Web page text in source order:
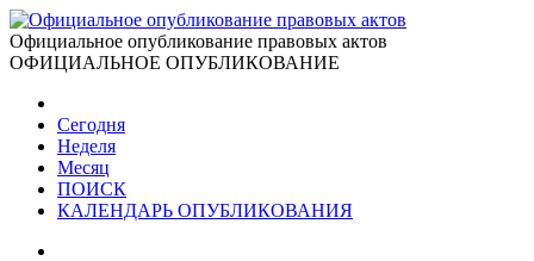
Официальное опубликование правовых актов
ОФИЦИАЛЬНОЕ ОПУБЛИКОВАНИЕ
Сегодня
Неделя
Месяц
ПОИСК
КАЛЕНДАРЬ ОПУБЛИКОВАНИЯ